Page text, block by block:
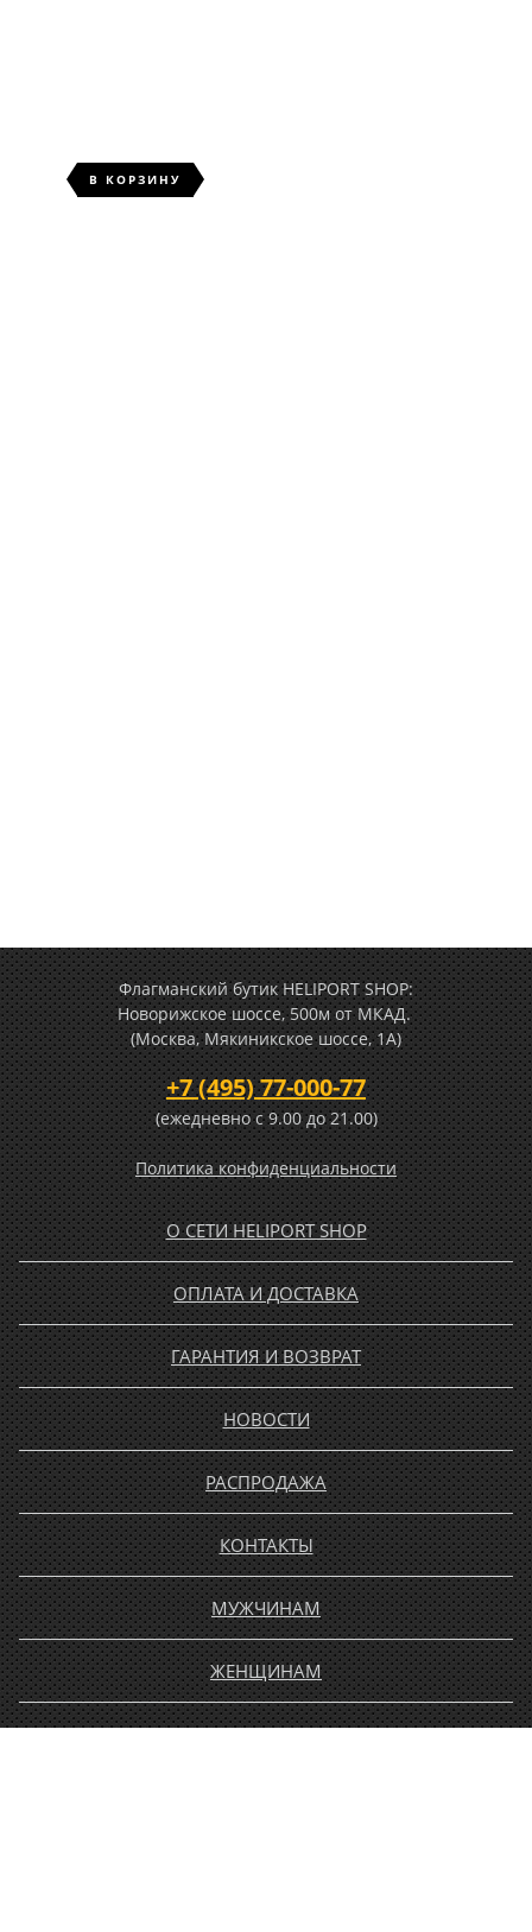
В КОРЗИНУ
Флагманский бутик HELIPORT SHOP:
Новорижское шоссе, 500м от МКАД.
(Москва, Мякиникское шоссе, 1А)
+7 (495) 77-000-77
(ежедневно c 9.00 до 21.00)
Политика конфиденциальности
О СЕТИ HELIPORT SHOP
ОПЛАТА И ДОСТАВКА
ГАРАНТИЯ И ВОЗВРАТ
НОВОСТИ
РАСПРОДАЖА
КОНТАКТЫ
МУЖЧИНАМ
ЖЕНЩИНАМ
ДЕТЯМ